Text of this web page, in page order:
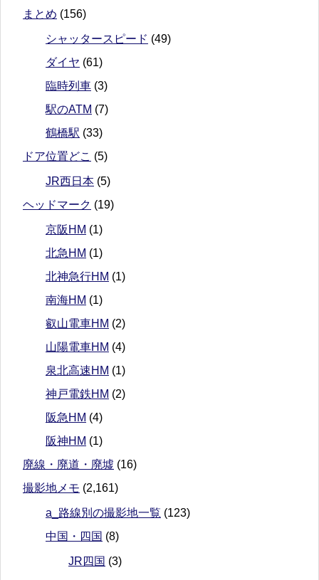
まとめ (156)
シャッタースピード (49)
ダイヤ (61)
臨時列車 (3)
駅のATM (7)
鶴橋駅 (33)
ドア位置どこ (5)
JR西日本 (5)
ヘッドマーク (19)
京阪HM (1)
北急HM (1)
北神急行HM (1)
南海HM (1)
叡山電車HM (2)
山陽電車HM (4)
泉北高速HM (1)
神戸電鉄HM (2)
阪急HM (4)
阪神HM (1)
廃線・廃道・廃墟 (16)
撮影地メモ (2,161)
a_路線別の撮影地一覧 (123)
中国・四国 (8)
JR四国 (3)